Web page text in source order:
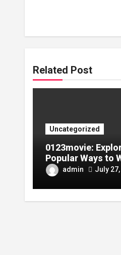
Related Post
Uncategorized
0123movie:
Popular Ways to
Movies in the
admin July